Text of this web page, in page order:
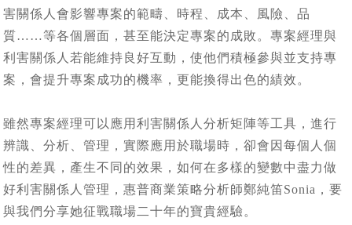
害關係人會影響專案的範疇、時程、成本、風險、品
質……等各個層面，甚至能決定專案的成敗。專案經理與
利害關係人若能維持良好互動，使他們積極參與並支持專
案，會提升專案成功的機率，更能換得出色的績效。
雖然專案經理可以應用利害關係人分析矩陣等工具，進行
辨識、分析、管理，實際應用於職場時，卻會因每個人個
性的差異，產生不同的效果，如何在多樣的變數中盡力做
好利害關係人管理，惠普商業策略分析師鄭純笛Sonia，要
與我們分享她征戰職場二十年的寶貴經驗。